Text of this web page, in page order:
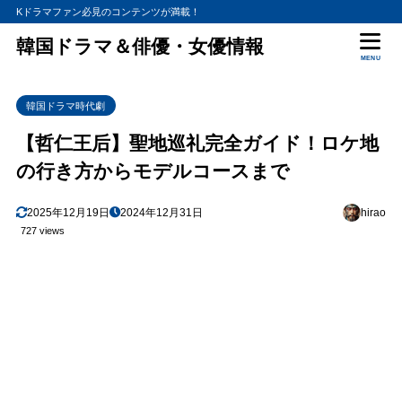
Kドラマファン必見のコンテンツが満載！
韓国ドラマ＆俳優・女優情報
MENU
韓国ドラマ時代劇
【哲仁王后】聖地巡礼完全ガイド！ロケ地
の行き方からモデルコースまで
2025年12月19日 2024年12月31日 hirao
727 views